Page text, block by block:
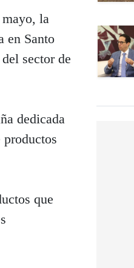
la
en Santo
sector de
dedicada
productos
que